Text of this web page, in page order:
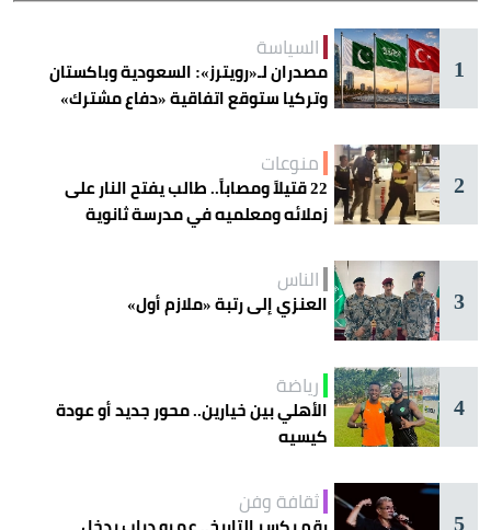
1
السياسة
مصدران لـ«رويترز»: السعودية وباكستان
وتركيا ستوقع اتفاقية «دفاع مشترك»
2
منوعات
22 قتيلاً ومصاباً.. طالب يفتح النار على
زملائه ومعلميه في مدرسة ثانوية
3
الناس
العنزي إلى رتبة «ملازم أول»
4
رياضة
الأهلي بين خيارين.. محور جديد أو عودة
كيسيه
ثقافة وفن